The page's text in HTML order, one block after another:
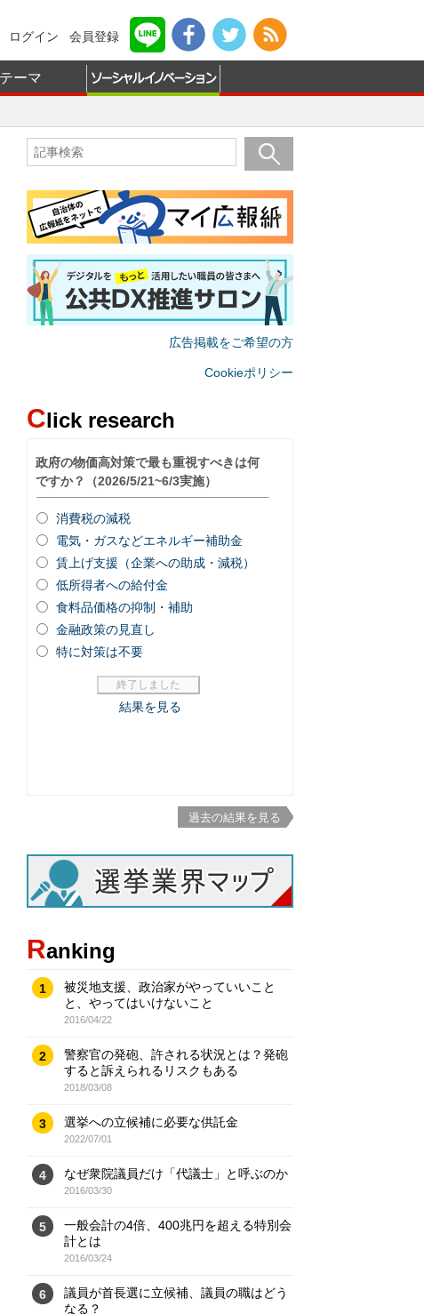
ログイン 会員登録
テーマ
広告掲載をご希望の方
Cookieポリシー
Click research
過去の結果を見る
Ranking
1
被災地支援、政治家がやっていいこと
と、やってはいけないこと
2016/04/22
2
警察官の発砲、許される状況とは？発砲
すると訴えられるリスクもある
2018/03/08
3 選挙への立候補に必要な供託金
2022/07/01
4 なぜ衆院議員だけ「代議士」と呼ぶのか
2016/03/30
5
一般会計の4倍、400兆円を超える特別会
計とは
2016/03/24
6
議員が首長選に立候補、議員の職はどう
なる？